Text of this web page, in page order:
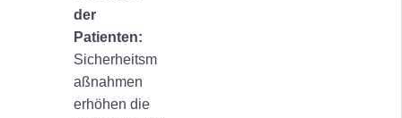
der
Patienten:
Sicherheitsm
aßnahmen
erhöhen die